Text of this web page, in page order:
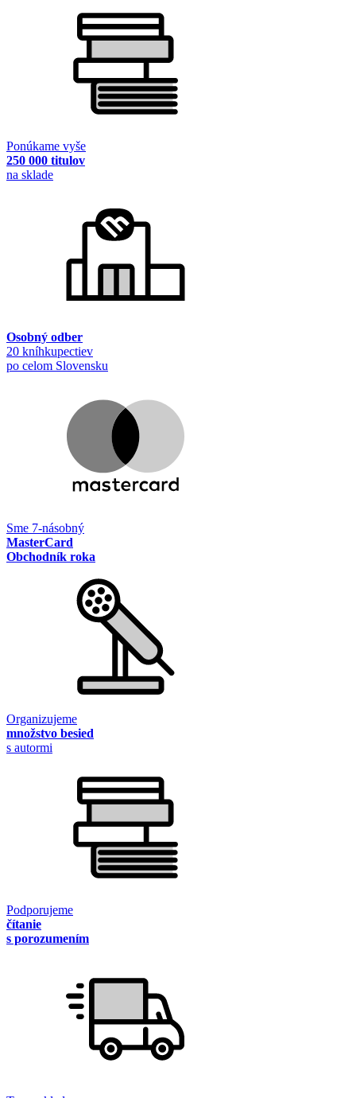
Ponúkame vyše
250 000 titulov
na sklade
Osobný odber
20 kníhkupectiev
po celom Slovensku
Sme 7-násobný
MasterCard
Obchodník roka
Organizujeme
množstvo besied
s autormi
Podporujeme
čítanie
s porozumením